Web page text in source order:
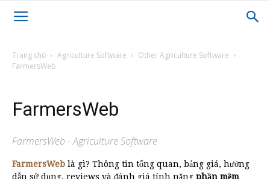
Trang chủ Agriculture Software
Other Agriculture Software
FarmersWeb
FarmersWeb
FarmersWeb - Agriculture Software
FarmersWeb là gì? Thông tin tổng quan, bảng giá, hướng
dẫn sử dụng, reviews và đánh giá tính năng phần mềm